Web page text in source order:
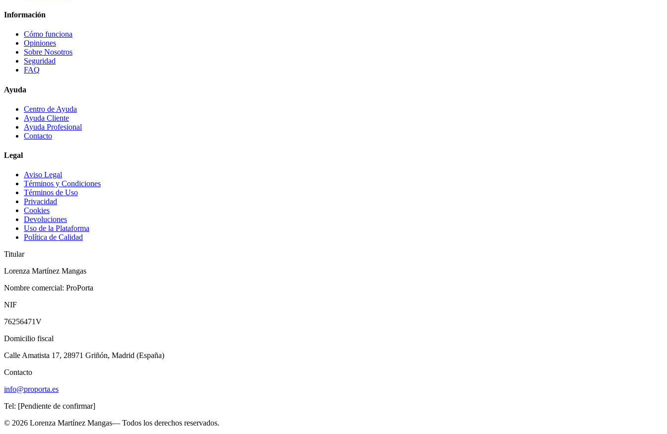
Información
Cómo funciona
Opiniones
Sobre Nosotros
Seguridad
FAQ
Ayuda
Centro de Ayuda
Ayuda Cliente
Ayuda Profesional
Contacto
Legal
Aviso Legal
Términos y Condiciones
Términos de Uso
Privacidad
Cookies
Devoluciones
Uso de la Plataforma
Política de Calidad
Titular
Lorenza Martínez Mangas
Nombre comercial: ProPorta
NIF
76256471V
Domicilio fiscal
Calle Amatista 17, 28971 Griñón, Madrid (España)
Contacto
info@proporta.es
Tel: [Pendiente de confirmar]
© 2026 Lorenza Martínez Mangas— Todos los derechos reservados.